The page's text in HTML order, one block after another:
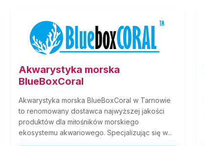
Akwarystyka morska
BlueBoxCoral
Akwarystyka morska BlueBoxCoral w Tarnowie
to renomowany dostawca najwyższej jakości
produktów dla miłośników morskiego
ekosystemu akwariowego. Specjalizując się w...